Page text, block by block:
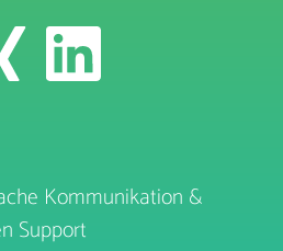
Kommunikation &
Support